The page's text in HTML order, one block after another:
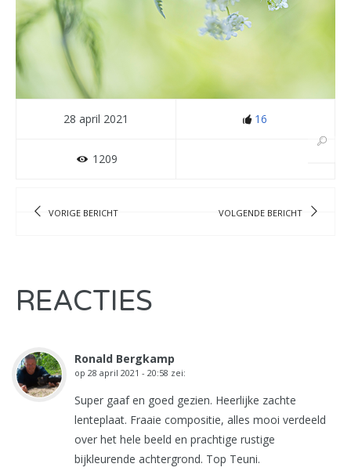
28 april 2021 16
1209
VORIGE BERICHT VOLGENDE BERICHT
REACTIES
Ronald Bergkamp
op 28 april 2021 - 20:58 zei:
Super gaaf en goed gezien. Heerlijke zachte
lenteplaat. Fraaie compositie, alles mooi verdeeld
over het hele beeld en prachtige rustige
bijkleurende achtergrond. Top Teuni.